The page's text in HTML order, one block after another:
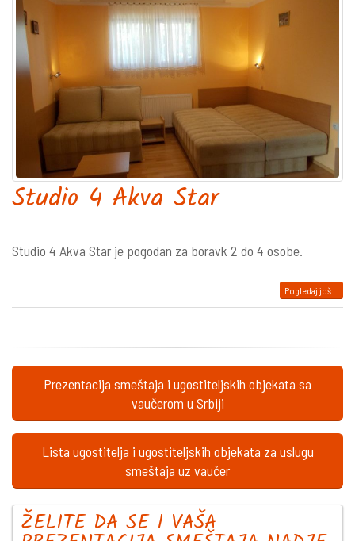
Studio 4 Akva Star
Studio 4 Akva Star je pogodan za boravk 2 do 4 osobe.
Pogledaj još...
Prezentacija smeštaja i ugostiteljskih objekata sa
vaučerom u Srbiji
Lista ugostitelja i ugostiteljskih objekata za uslugu
smeštaja uz vaučer
ŽELITE DA SE I VAŠA